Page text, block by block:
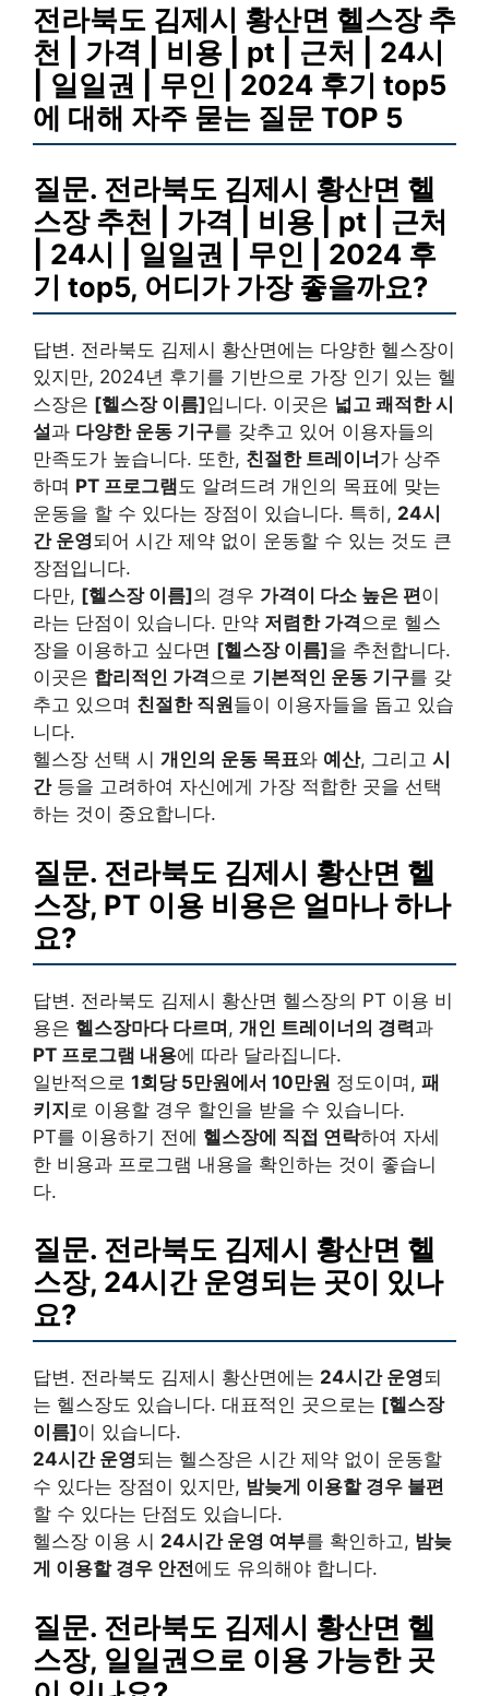
전라북도 김제시 황산면 헬스장 추
천 | 가격 | 비용 | pt | 근처 | 24시
| 일일권 | 무인 | 2024 후기 top5
에 대해 자주 묻는 질문 TOP 5
질문. 전라북도 김제시 황산면 헬
스장 추천 | 가격 | 비용 | pt | 근처
| 24시 | 일일권 | 무인 | 2024 후
기 top5, 어디가 가장 좋을까요?
답변. 전라북도 김제시 황산면에는 다양한 헬스장이
있지만, 2024년 후기를 기반으로 가장 인기 있는 헬
스장은 [헬스장 이름]입니다. 이곳은 넓고 쾌적한 시
설과 다양한 운동 기구를 갖추고 있어 이용자들의
만족도가 높습니다. 또한, 친절한 트레이너 가 상주
하며 PT 프로그램도 알려드려 개인의 목표에 맞는
운동을 할 수 있다는 장점이 있습니다. 특히, 24시
간 운영되어 시간 제약 없이 운동할 수 있는 것도 큰
장점입니다.
다만, [헬스장 이름]의 경우 가격이 다소 높은 편이
라는 단점이 있습니다. 만약 저렴한 가격으로 헬스
장을 이용하고 싶다면 [헬스장 이름]을 추천합니다.
이곳은 합리적인 가격으로 기본적인 운동 기구를 갖
추고 있으며 친절한 직원들이 이용자들을 돕고 있습
니다.
헬스장 선택 시 개인의 운동 목표와 예산, 그리고 시
간등을 고려하여 자신에게 가장 적합한 곳을 선택
하는 것이 중요합니다.
질문. 전라북도 김제시 황산면 헬
스장, PT 이용 비용은 얼마나 하나
요?
답변. 전라북도 김제시 황산면 헬스장의 PT 이용 비
용은 헬스장마다 다르며, 개인 트레이너의 경력과
PT 프로그램 내용에 따라 달라집니다.
일반적으로 1회당 5만원에서 10만원 정도이며, 패
키지 로 이용할 경우 할인을 받을 수 있습니다.
PT를 이용하기 전에 헬스장에 직접 연락하여 자세
한 비용과 프로그램 내용을 확인하는 것이 좋습니
다.
질문. 전라북도 김제시 황산면 헬
스장, 24시간 운영되는 곳이 있나
요?
답변. 전라북도 김제시 황산면에는 24시간 운영되
는 헬스장도 있습니다. 대표적인 곳으로는 [헬스장
이름]이 있습니다.
24시간 운영되는 헬스장은 시간 제약 없이 운동할
수 있다는 장점이 있지만, 밤늦게 이용할 경우 불편
할 수 있다는 단점도 있습니다.
헬스장 이용 시 24시간 운영 여부를 확인하고, 밤늦
게 이용할 경우 안전에도 유의해야 합니다.
질문. 전라북도 김제시 황산면 헬
스장, 일일권으로 이용 가능한 곳